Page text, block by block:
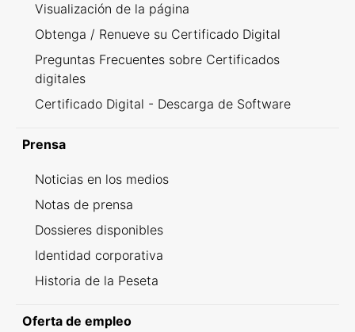
Visualización de la página
Obtenga / Renueve su Certificado Digital
Preguntas Frecuentes sobre Certificados
digitales
Certificado Digital - Descarga de Software
Prensa
Noticias en los medios
Notas de prensa
Dossieres disponibles
Identidad corporativa
Historia de la Peseta
Oferta de empleo